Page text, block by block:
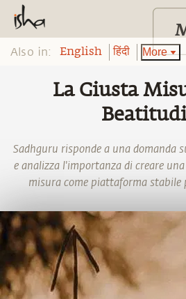
Also in: English हिंदी More
La Giusta
Sadhguru risponde a una domanda
e analizza l'importanza di creare
misura come piattaforma stabile